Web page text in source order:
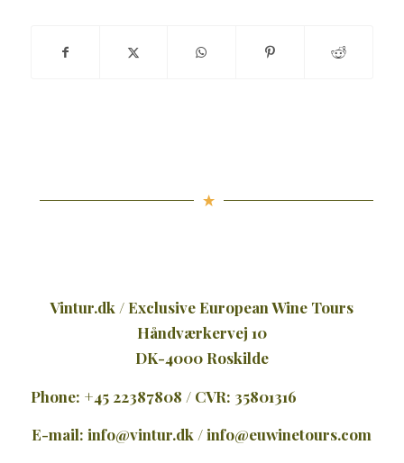
Vintur.dk / Exclusive European Wine Tours
Håndværkervej 10
DK-4000 Roskilde
Phone: +45 22387808 / CVR: 35801316
E-mail:info@vintur.dk /info@euwinetours.com